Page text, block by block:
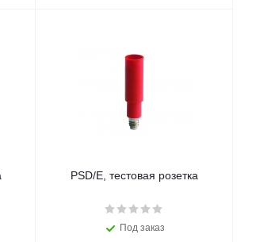
PSD/E, тестовая розетка
Под заказ